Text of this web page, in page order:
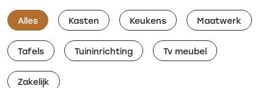
Alles Kasten Keukens Maatwerk
Tafels Tuininrichting Tv meubel
Zakelijk